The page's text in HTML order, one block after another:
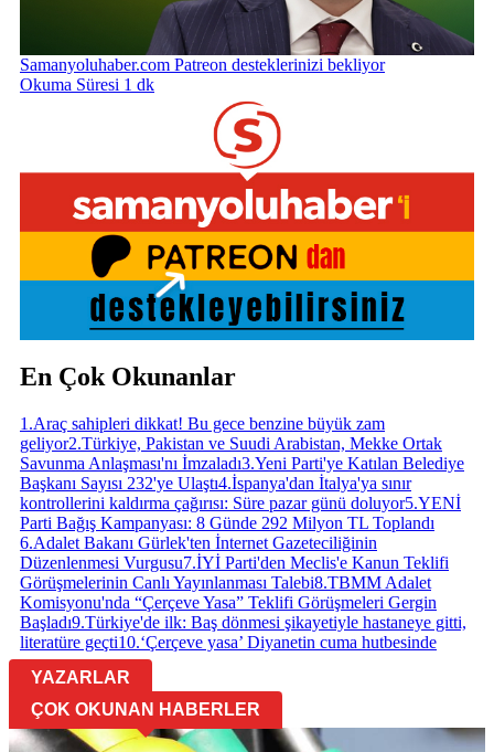
Samanyoluhaber.com Patreon desteklerinizi bekliyor
Okuma Süresi 1 dk
En Çok Okunanlar
1 .Araç sahipleri dikkat! Bu gece benzine büyük zam
geliyor2.Türkiye, Pakistan ve Suudi Arabistan, Mekke Ortak
Savunma Anlaşması'nı İmzaladı3.Yeni Parti'ye Katılan Belediye
Başkanı Sayısı 232'ye Ulaştı4.İspanya'dan İtalya'ya sınır
kontrollerini kaldırma çağırısı: Süre pazar günü doluyor5.YENİ
Parti Bağış Kampanyası: 8 Günde 292 Milyon TL Toplandı
6.Adalet Bakanı Gürlek'ten İnternet Gazeteciliğinin
Düzenlenmesi Vurgusu7.İYİ Parti'den Meclis'e Kanun Teklifi
Görüşmelerinin Canlı Yayınlanması Talebi8.TBMM Adalet
Komisyonu'nda “Çerçeve Yasa” Teklifi Görüşmeleri Gergin
Başladı9.Türkiye'de ilk: Baş dönmesi şikayetiyle hastaneye gitti,
literatüre geçti10.‘Çerçeve yasa’ Diyanetin cuma hutbesinde
YAZARLAR
ÇOK OKUNAN HABERLER